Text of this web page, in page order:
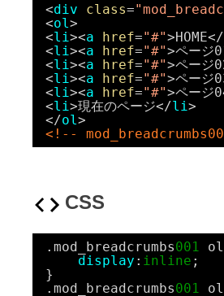
<div class=
<ol>
<li><a href="#">HOME</
<li><a href="#">ページ
<li><a href="#">ページ
<li><a href="#">ページ
<li><a href="#">ページ
<li>現在のページ</li>
</ol>
<!--
CSS
.mod_breadcrumbs001
display : inline ;
}
.mod_breadcrumbs001